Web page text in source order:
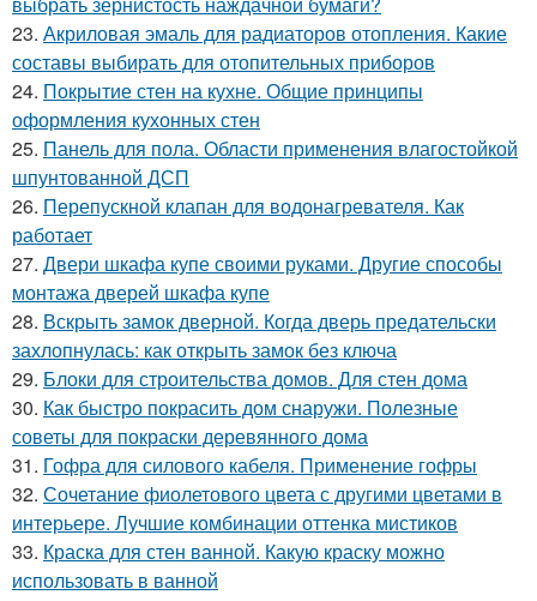
23. Акриловая эмаль для радиаторов отопления. Какие
составы выбирать для отопительных приборов
24. Покрытие стен на кухне. Общие принципы
оформления кухонных стен
25. Панель для пола. Области применения влагостойкой
шпунтованной ДСП
26. Перепускной клапан для водонагревателя. Как
работает
27. Двери шкафа купе своими руками. Другие способы
монтажа дверей шкафа купе
28. Вскрыть замок дверной. Когда дверь предательски
захлопнулась: как открыть замок без ключа
29. Блоки для строительства домов. Для стен дома
30. Как быстро покрасить дом снаружи. Полезные
советы для покраски деревянного дома
31. Гофра для силового кабеля. Применение гофры
32. Сочетание фиолетового цвета с другими цветами в
интерьере. Лучшие комбинации оттенка мистиков
33. Краска для стен ванной. Какую краску можно
использовать в ванной